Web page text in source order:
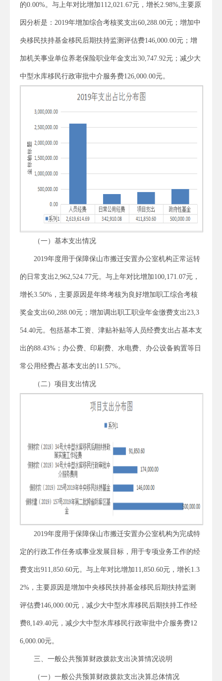
的0.00%。与上年对比增加112,021.67元，增长2.98%,主要原
因分析是：2019年增加综合考核奖支出60,288.00元；增加中
央移民扶持基金移民后期扶持监测评估费146,000.00元；增
加机关事业单位养老保险职业年金支出30,747.92元；减少大
中型水库移民行政审批中介服务费126,000.00元。
（一）基本支出情况
2019年度用于保障保山市搬迁安置办公室机构正常运转
的日常支出2,962,524.77元。与上年对比增加100,171.07元，
增长3.50%，主要原因是年终考核为良好增加职工综合考核
奖金支出60,288.00元；增加调出职工职业年金缴费支出23,3
54.40元。包括基本工资、津贴补贴等人员经费支出占基本支
出的88.43%；办公费、印刷费、水电费、办公设备购置等日
常公用经费占基本支出的11.57%。
（二）项目支出情况
2019年度用于保障保山市搬迁安置办公室机构为完成特
定的行政工作任务或事业发展目标，用于专项业务工作的经
费支出911,850.60元。与上年对比增加11,850.60元，增长1.3
2%，主要原因是增加中央移民扶持基金移民后期扶持监测
评估费146,000.00元，减少大中型水库移民后期扶持工作经
费8,149.40元，减少大中型水库移民行政审批中介服务费12
6,000.00元。
三、一般公共预算财政拨款支出决算情况说明
（一）一般公共预算财政拨款支出决算总体情况